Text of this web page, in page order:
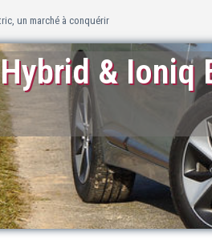
un marché à conquérir
& Ioniq